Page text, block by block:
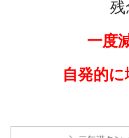
残
一度
自発的に